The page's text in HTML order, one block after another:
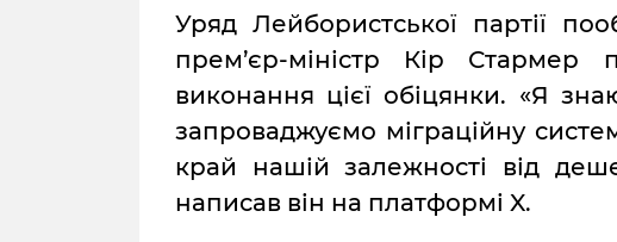
Уряд Лейбористської партії
прем’єр-міністр Кір
виконання цієї обіцянки. «Я
запроваджуємо міграційну
край нашій залежності від
написав він на платформі X.